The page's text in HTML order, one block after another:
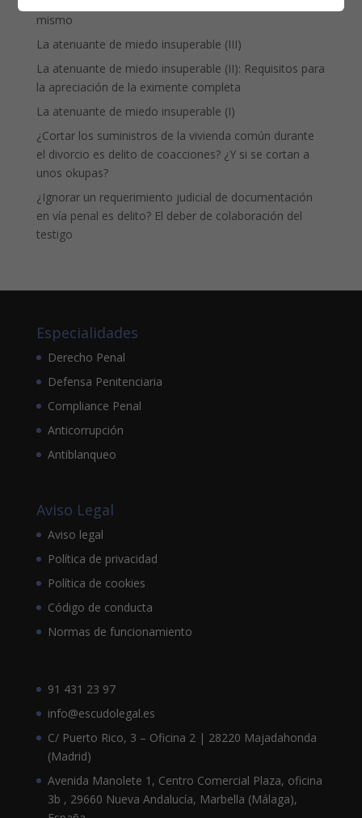
mismo
La atenuante de miedo insuperable (III)
La atenuante de miedo insuperable (II): Requisitos para
la apreciación de la eximente completa
La atenuante de miedo insuperable (I)
¿Cortar los suministros de la vivienda común durante
el divorcio es delito de coacciones? ¿Y si se cortan a
unos okupas?
¿Ignorar un requerimiento judicial de documentación
en vía penal es delito? El deber de colaboración del
testigo
Especialidades
Derecho Penal
Defensa Penitenciaria
Compliance Penal
Anticorrupción
Antiblanqueo
Aviso Legal
Aviso legal
Política de privacidad
Política de cookies
Código de conducta
Normas de funcionamiento
91 431 23 97
info@escudolegal.es
C/ Puerto Rico, 3 – Oficina 2 | 28220 Majadahonda
(Madrid)
Avenida Manolete 1, Centro Comercial Plaza, oficina
3b , 29660 Nueva Andalucía, Marbella (Málaga),